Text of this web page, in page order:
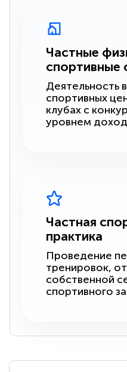
Частные
спортивные
Деятельность
спортивных
клубах с
уровнем
Частная
практика
Проведение
тренировок,
собственной
спортивного